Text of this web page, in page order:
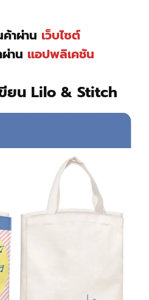
าผ่าน เว็บไซต์
าน แอปพลิเคชัน
ขียน Lilo & Stitch